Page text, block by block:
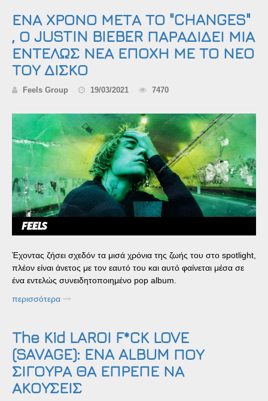
ΕΝΑ ΧΡΟΝΟ ΜΕΤΑ ΤΟ "CHANGES"
, Ο JUSTIN BIEBER ΠΑΡΑΔΙΔΕΙ ΜΙΑ
ΕΝΤΕΛΩΣ ΝΕΑ ΕΠΟΧΗ ΜΕ ΤΟ ΝΕΟ
ΤΟΥ ΔΙΣΚΟ
Feels Group 19/03/2021 7470
Έχοντας ζήσει σχεδόν τα μισά χρόνια της ζωής του στο spotlight,
πλέον είναι άνετος με τον εαυτό του και αυτό φαίνεται μέσα σε
ένα εντελώς συνειδητοποιημένο pop album.
περισσότερα
The Kid LAROI F*CK LOVE
(SAVAGE): ENA ALBUM ΠΟΥ
ΣΙΓΟΥΡΑ ΘΑ ΕΠΡΕΠΕ ΝΑ
ΑΚΟΥΣΕΙΣ